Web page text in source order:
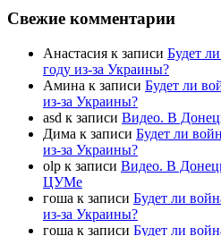
Свежие комментарии
Анастасия к записи Будет
году из-за Украины?
Амина к записи Будет ли
из-за Украины?
asd к записи Видео. В
Дима к записи Будет ли
из-за Украины?
olp к записи Видео. В
ЦУМе
гоша к записи Будет ли
из-за Украины?
гоша к записи Будет ли